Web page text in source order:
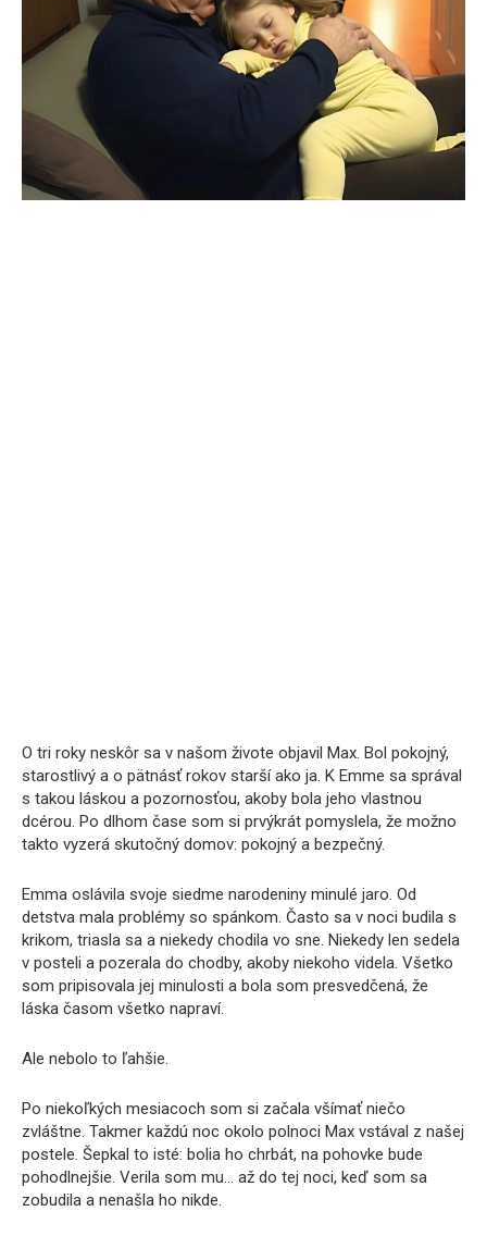
O tri roky neskôr sa v našom živote objavil Max. Bol pokojný,
starostlivý a o pätnásť rokov starší ako ja. K Emme sa správal
s takou láskou a pozornosťou, akoby bola jeho vlastnou
dcérou. Po dlhom čase som si prvýkrát pomyslela, že možno
takto vyzerá skutočný domov: pokojný a bezpečný.
Emma oslávila svoje siedme narodeniny minulé jaro. Od
detstva mala problémy so spánkom. Často sa v noci budila s
krikom, triasla sa a niekedy chodila vo sne. Niekedy len sedela
v posteli a pozerala do chodby, akoby niekoho videla. Všetko
som pripisovala jej minulosti a bola som presvedčená, že
láska časom všetko napraví.
Ale nebolo to ľahšie.
Po niekoľkých mesiacoch som si začala všímať niečo
zvláštne. Takmer každú noc okolo polnoci Max vstával z našej
postele. Šepkal to isté: bolia ho chrbát, na pohovke bude
pohodlnejšie. Verila som mu… až do tej noci, keď som sa
zobudila a nenašla ho nikde.